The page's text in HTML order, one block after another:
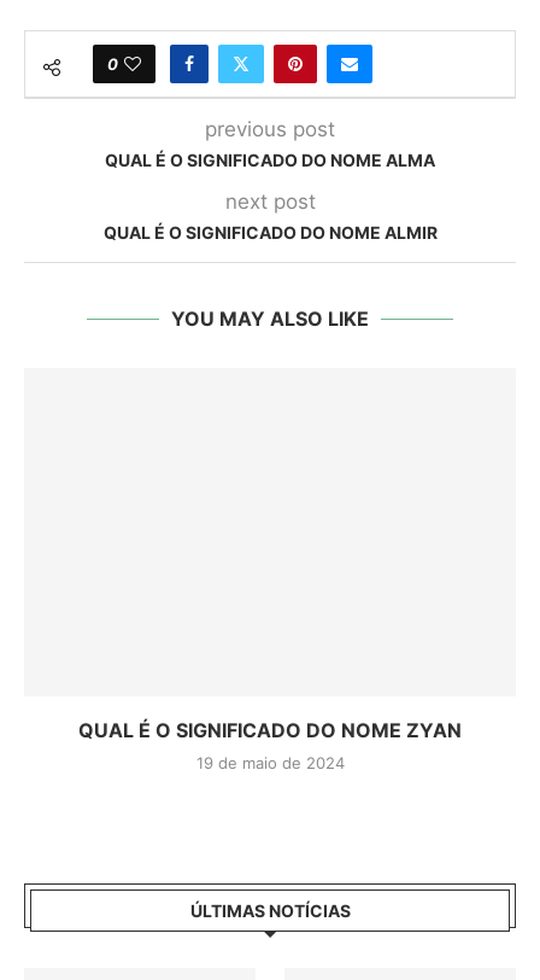
0
previous post
QUAL É O SIGNIFICADO DO NOME ALMA
next post
QUAL É O SIGNIFICADO DO NOME ALMIR
YOU MAY ALSO LIKE
QUAL É O SIGNIFICADO DO NOME ZYAN
19 de maio de 2024
ÚLTIMAS NOTÍCIAS